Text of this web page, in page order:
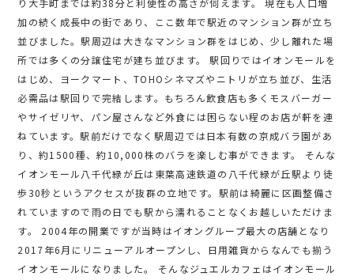
り大手町までは約38分と利便性の高さが伺えます。 現在も人口増
加の続く成長中の街であり、ここ数年で駅近のマンション群が立ち
並びました。駅周辺は大きなマンション群をはじめ、少し離れた場
所では多くの分譲住宅が建ち並びます。 駅回りではイオンモールを
はじめ、ヨークマート、TOHOシネマズやニトリが立ち並び、生活
必需品は駅回りで完結します。もちろん飲食店も多くモスバーガー
やサイゼリヤ、パン屋さんなど外食には困らない程のお店が軒を連
ねています。駅前だけでなく駅周辺では日本有数の京成バラ園があ
り、約1500種、約10,000株のバラを楽しむ事ができます。 そんな
イオンモール八千代緑が丘は東葉高速鉄道の八千代緑が丘駅より徒
歩30秒というアクセスが抜群の立地です。駅前は綺麗に区画整備さ
れていますので雨の日でも駅から濡れることなくお越しいただけま
す。 2004年の開業ですが当時はイオングループ最大の店舗となり
2017年6月にリニューアルオープンし、日用雑貨からなんでも揃う
イオンモールになりました。 そんなジュエルカフェはイオンモール